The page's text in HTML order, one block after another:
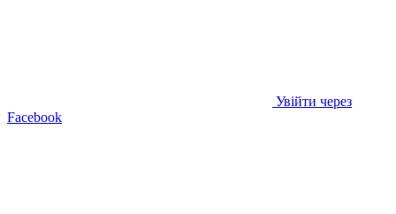
Увійти через
Facebook